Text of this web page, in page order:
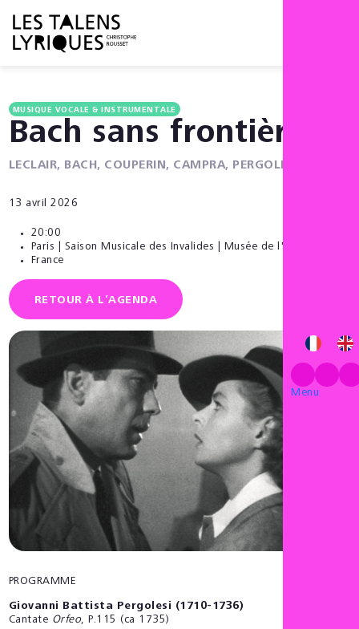
Menu
MUSIQUE VOCALE & INSTRUMENTALE
Bach sans frontières
LECLAIR, BACH, COUPERIN, CAMPRA, PERGOLÈSE...
13 avril 2026
20:00
Paris | Saison Musicale des Invalides | Musée de l'Armée
France
RETOUR À L’AGENDA
PROGRAMME
Giovanni Battista Pergolesi (1710-1736)
Cantate Orfeo, P.115 (ca 1735)